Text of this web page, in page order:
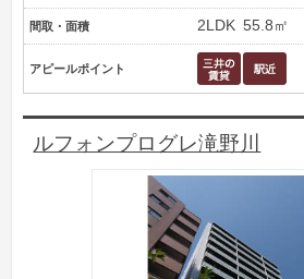
間取・面積 2LDK 55.8㎡
アピールポイント
ルフォンプログレ滝野川